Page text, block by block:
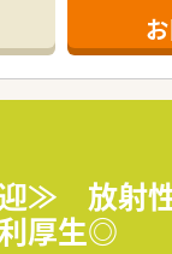
多種多様に用意
メントのポジショ
ことも可能です
動領域は多種多
と関わる事がで
で時短勤務がで
トもたくさんあり
≫ 放射
厚生◎